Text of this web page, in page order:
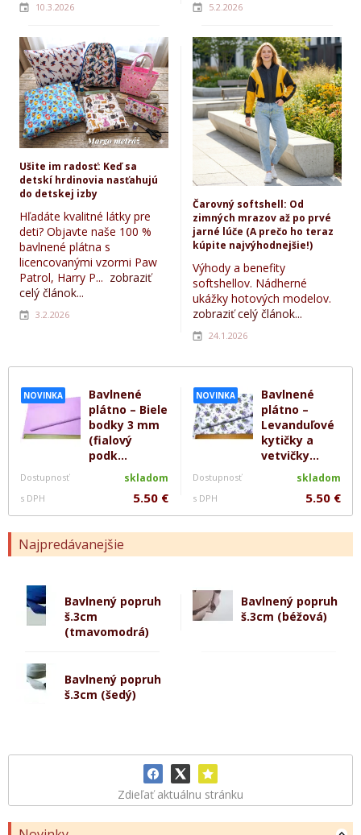
NOVINKA
Bavlnené
plátno – Biele
bodky 3 mm
(fialový
podk...
Dostupnosť skladom
s DPH 5.50 €
NOVINKA
Bavlnené
plátno –
Levanduľové
kytičky a
vetvičky...
Dostupnosť skladom
s DPH 5.50 €
Najpredávanejšie
Bavlnený popruh
š.3cm
(tmavomodrá)
Bavlnený popruh
š.3cm (béžová)
Bavlnený popruh
š.3cm (šedý)
Zdieľať aktuálnu stránku
10.3.2026 5.2.2026
Ušite im radosť: Keď sa
detskí hrdinovia nasťahujú
do detskej izby
Hľadáte kvalitné látky pre
deti? Objavte naše 100 %
bavlnené plátna s
licencovanými vzormi Paw
Patrol, Harry P... zobraziť
celý článok...
3.2.2026
Čarovný softshell: Od
zimných mrazov až po prvé
jarné lúče (A prečo ho teraz
kúpite najvýhodnejšie!)
Výhody a benefity
softshellov. Nádherné
ukážky hotových modelov.
zobraziť celý článok...
24.1.2026